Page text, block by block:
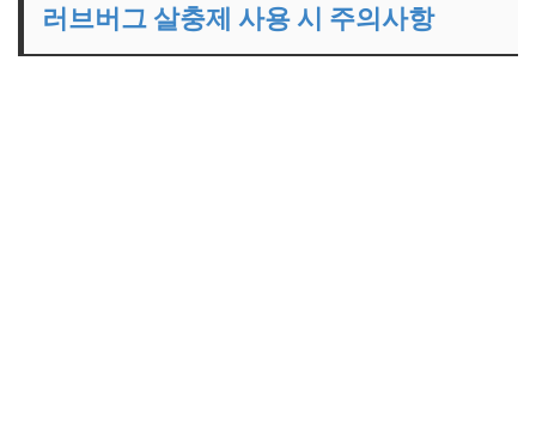
러브버그 살충제 사용 시 주의사항